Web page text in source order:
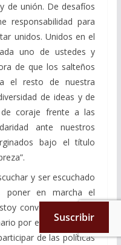
de unión. De desafíos
responsabilidad para
unidos. Unidos en el
uno de ustedes y
de que los salteños
el resto de nuestra
de ideas y de
de coraje frente a las
ante nuestros
bajo el título
y ser escuchado
poner en marcha el
convencido que en
por excelencia para
de las políticas
Suscribir